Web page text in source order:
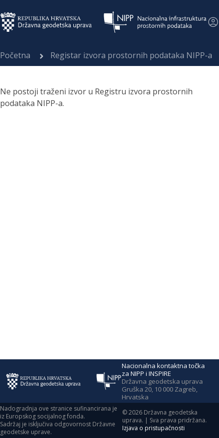
Početna Registar izvora prostornih podataka NIPP-a
Ne postoji traženi izvor u Registru izvora prostornih
podataka NIPP-a.
Nacionalna kontaktna točka
za NIPP i INSPIRE
Državna geodetska uprava
Gruška 20, 10 000 Zagreb,
Hrvatska
Nadogradnja ove stranice sufinancirana je
iz Europskog socijalnog fonda.
Sadržaj je isključiva odgovornost Državne
geodetske uprave.
©2026 Državna geodetska
uprava. | Sva prava pridržana.
Izjava o pristupačnosti